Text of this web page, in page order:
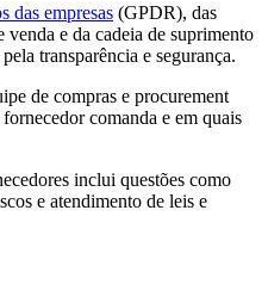
das empresas (GPDR), das
venda e da cadeia de suprimento
transparência e segurança.
de compras e procurement
comanda e em quais
inclui questões como
e atendimento de leis e